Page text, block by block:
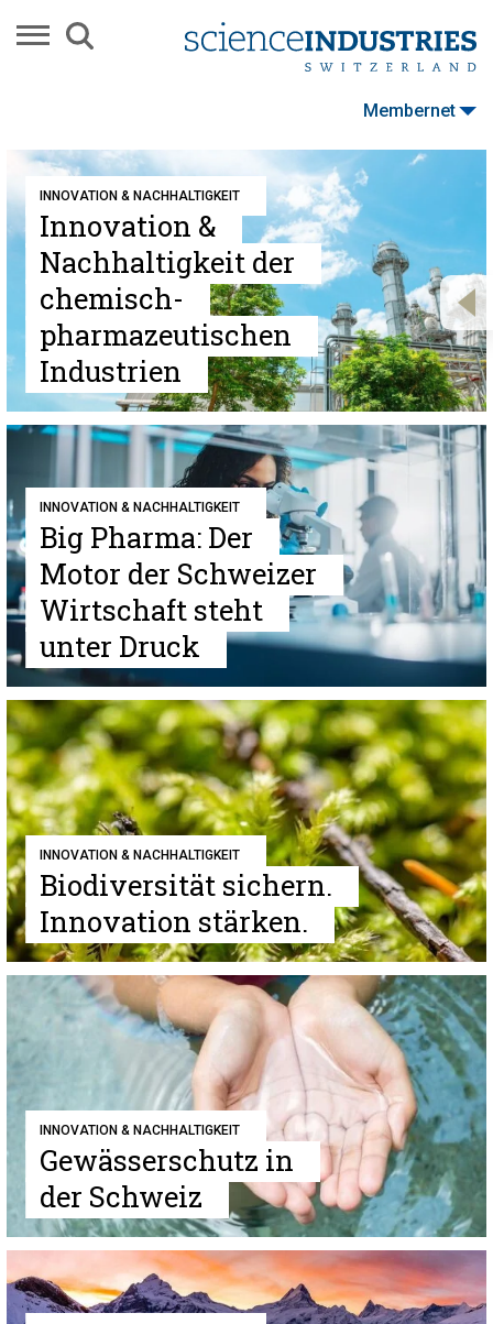
Membernet
INNOVATION & NACHHALTIGKEIT
Innovation &
Nachhaltigkeit der
chemisch-
pharmazeutischen
Industrien
INNOVATION & NACHHALTIGKEIT
Big Pharma: Der
Motor der Schweizer
Wirtschaft steht
unter Druck
INNOVATION & NACHHALTIGKEIT
Biodiversität sichern.
Innovation stärken.
INNOVATION & NACHHALTIGKEIT
Gewässerschutz in
der Schweiz